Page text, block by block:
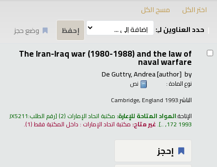
اختر الكل
مسح الكل
حدد العناوين لـِ:
وضع حجز
The Iran-Iraq war (1980-1988) and the law of
naval warfare
by
De Guttry, Andrea[author]
نوع المادة :
نص
الناشر:Cambridge, England 1993
الإتاحة:المواد المتاحة للإعارة: مكتبة اتحاد الإمارات (2) رقم الطلب:JX5211
172 1993, ..
.غير متاح:مكتبة اتحاد الإمارات : داخل المكتبة فقط(1).
إحجز